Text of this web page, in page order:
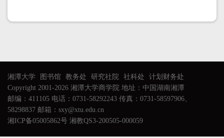
湘潭大学 图书馆 教务处 研究社院 社科处
计划财务处
Copyright 2001-2026 湘潭大学商学院 地址：中国湖南湘潭
邮编：411105 电话：0731-58292243 传真：0731-58597906、
58298837 邮箱：sxy@xtu.edu.cn
湘ICP备05005862号 湘教QS3-200505-000059